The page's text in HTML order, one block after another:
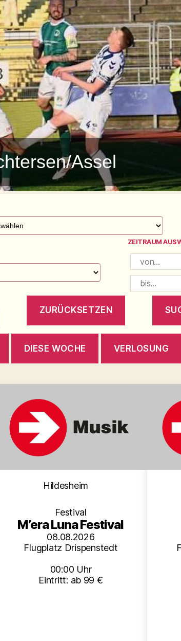
Assel
ZEITRAUM
DIESE WOCHE VERLOSUNG
Kategorien
Hildesheim
Festival
M’era Luna Festival
08.08.2026
Flugplatz Drispenstedt
00:00 Uhr
Eintritt: ab 99 €